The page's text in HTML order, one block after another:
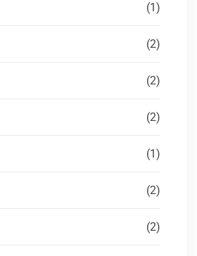
(1)
(2)
(2)
(2)
(1)
(2)
(2)